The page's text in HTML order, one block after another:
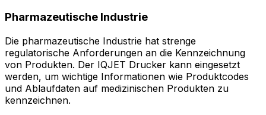
Pharmazeutische Industrie
Die pharmazeutische Industrie hat strenge
regulatorische Anforderungen an die Kennzeichnung
von Produkten. Der IQJET Drucker kann eingesetzt
werden, um wichtige Informationen wie Produktcodes
und Ablaufdaten auf medizinischen Produkten zu
kennzeichnen.